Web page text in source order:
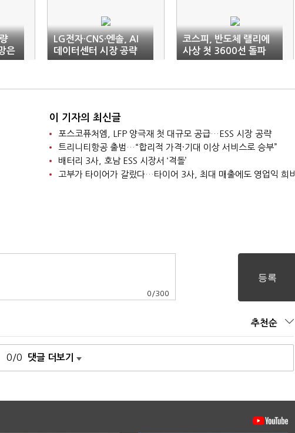
은
LG전자·CNS·엔솔, AI
데이터센터 시장 공략
협업
코스피, 반도체 랠리에
사상 첫 3600선 돌파
이 기자의 최신글
포스코퓨처엠, LFP 양극재 첫 대규모 공급…ESS 시장 공략
트리니티항공 출범…“합리적 가격·기대 이상 서비스로 승부”
배터리 3사, 호남 ESS 시장서 ‘격돌’
고부가 타이어가 갈랐다…타이어 3사, 최대 매출에도 영업익 희비
0 /300
추천순
0/0 댓글 더보기